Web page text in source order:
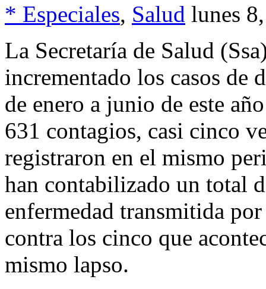
* Especiales, Salud lunes
La Secretaría de Salud
incrementado los casos de
de enero a junio de este
631 contagios, casi cinco
registraron en el mismo
han contabilizado un total
enfermedad transmitida
contra los cinco que
mismo lapso.